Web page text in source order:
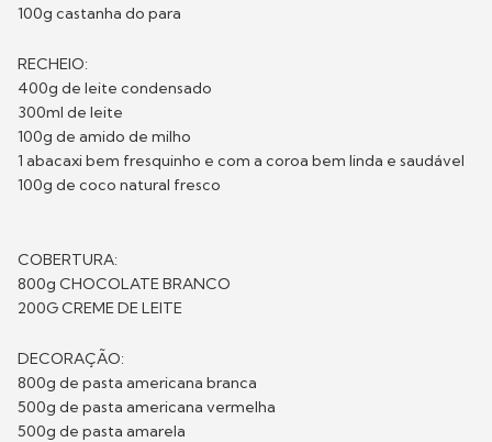
100g castanha do para
RECHEIO:
400g de leite condensado
300ml de leite
100g de amido de milho
1 abacaxi bem fresquinho e com a coroa bem linda e saudável
100g de coco natural fresco
COBERTURA:
800g CHOCOLATE BRANCO
200G CREME DE LEITE
DECORAÇÃO:
800g de pasta americana branca
500g de pasta americana vermelha
500g de pasta amarela